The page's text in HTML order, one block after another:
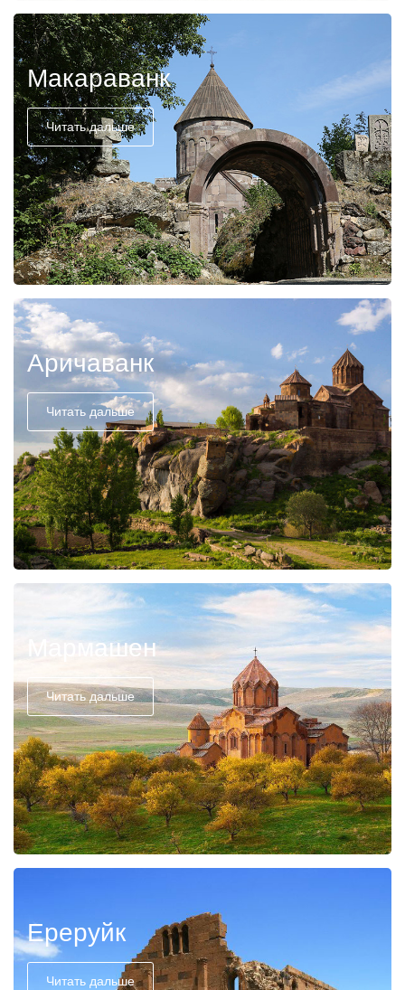
Макараванк
Читать дальше
Аричаванк
Читать дальше
Мармашен
Читать дальше
Ереруйк
Читать дальше